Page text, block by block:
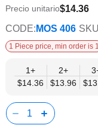
Precio unitario$14.36
CODE: MOS 406
1 Piece price, min order is 1
1+
$14.36
2+
$13.96